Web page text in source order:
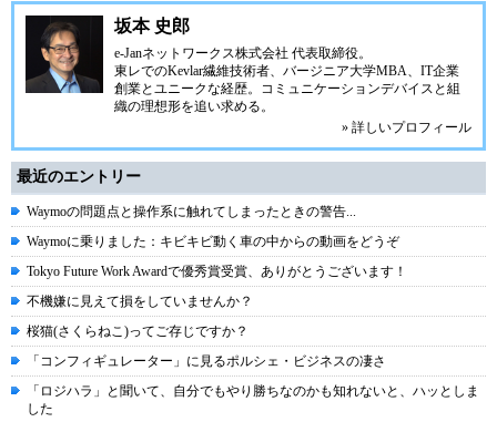
坂本 史郎
e-Janネットワークス株式会社 代表取締役。
東レでのKevlar繊維技術者、 バージニア大学MBA、IT企業
創業とユニークな経歴。 コミュニケーションデバイスと組
織の理想形を追い求める。
» 詳しいプロフィール
最近のエントリー
Waymoの問題点と操作系に触れてしまったときの警告...
Waymoに乗りました：キビキビ動く車の中からの動画をどうぞ
Tokyo Future Work Awardで優秀賞受賞、ありがとうございます！
不機嫌に見えて損をしていませんか？
桜猫(さくらねこ)ってご存じですか？
「コンフィギュレーター」に見るポルシェ・ビジネスの凄さ
「ロジハラ」と聞いて、自分でもやり勝ちなのかも知れないと、ハッとしま
した